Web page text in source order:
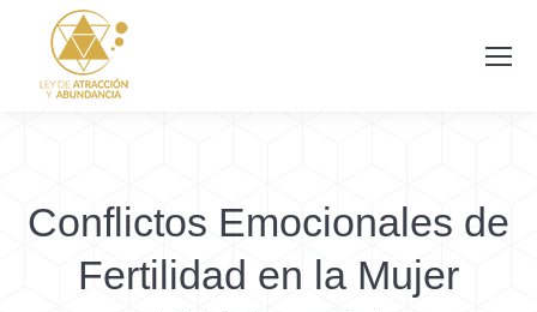
Conflictos Emocionales de
Fertilidad en la Mujer